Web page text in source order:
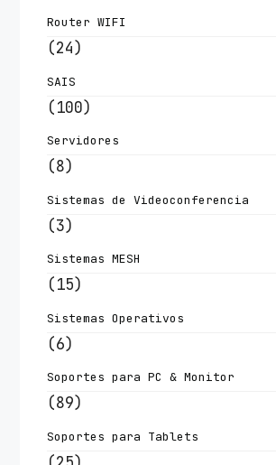
Router WIFI
(24)
SAIS
(100)
Servidores
(8)
Sistemas de Videoconferencia
(3)
Sistemas MESH
(15)
Sistemas Operativos
(6)
Soportes para PC & Monitor
(89)
Soportes para Tablets